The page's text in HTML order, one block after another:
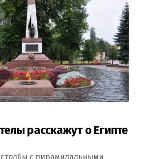
расскажут о Египте
с пирамидальными